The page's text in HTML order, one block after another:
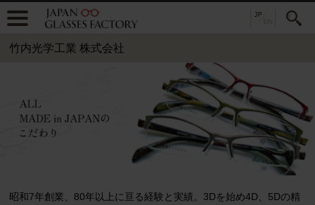
竹内光学工業 株式会社
昭和7年創業、80年以上に亘る経験と実績。3Dを始め4D、5Dの精